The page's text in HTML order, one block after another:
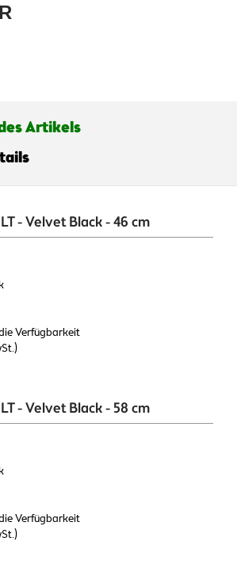
Artikels
- Velvet Black - 46 cm
Verfügbarkeit
- Velvet Black - 58 cm
Verfügbarkeit